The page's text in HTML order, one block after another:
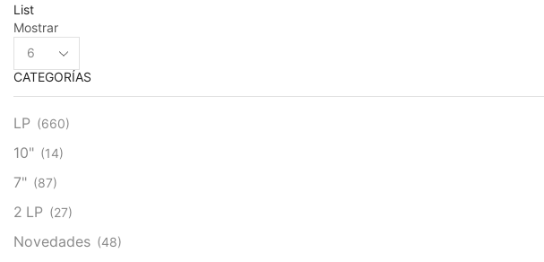
List
Mostrar
Products
per
page
CATEGORÍAS
LP (660)
10" (14)
7" (87)
2 LP (27)
Novedades (48)